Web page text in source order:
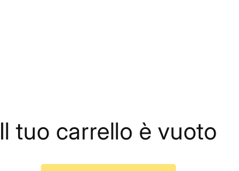
Il tuo carrello è vuoto